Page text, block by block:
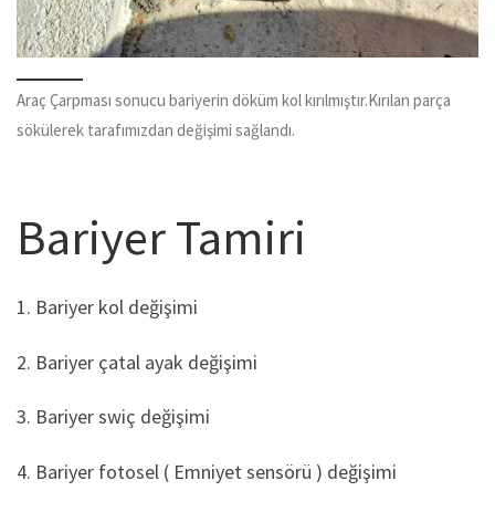
Araç Çarpması sonucu bariyerin döküm kol kırılmıştır.Kırılan parça
sökülerek tarafımızdan değişimi sağlandı.
Bariyer Tamiri
1. Bariyer kol değişimi
2. Bariyer çatal ayak değişimi
3. Bariyer swiç değişimi
4. Bariyer fotosel ( Emniyet sensörü ) değişimi